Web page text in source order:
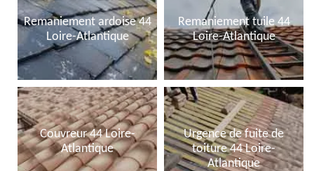
Remaniement ardoise 44
Loire-Atlantique
Remaniement tuile 44
Loire-Atlantique
Couvreur 44 Loire-
Atlantique
Urgence de fuite de
toiture 44 Loire-
Atlantique